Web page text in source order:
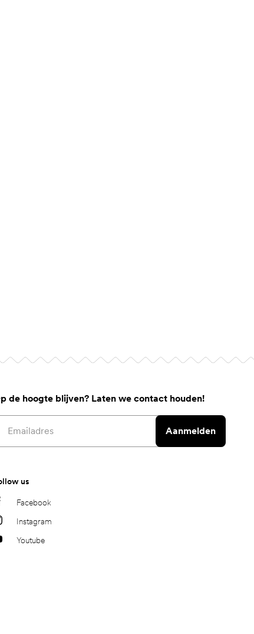
de hoogte blijven? Laten we contact houden!
address
Aanmelden
us
Facebook
Instagram
Youtube